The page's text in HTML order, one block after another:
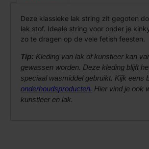
Deze klassieke lak string zit gegoten
lak stof. Ideale string voor onder je
zo te dragen op de vele fetish feesten.
Tip: Kleding van lak of kunstleer kan
gewassen worden. Deze kleding blijft
speciaal wasmiddel gebruikt. Kijk eens
onderhoudsproducten. Hier vind je ook
kunstleer en lak.